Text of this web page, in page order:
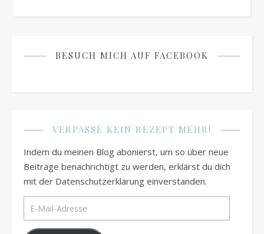
BESUCH MICH AUF FACEBOOK
VERPASSE KEIN REZEPT MEHR!
Indem du meinen Blog abonierst, um so über neue
Beiträge benachrichtigt zu werden, erklärst du dich
mit der Datenschutzerklärung einverstanden.
E-Mail-Adresse